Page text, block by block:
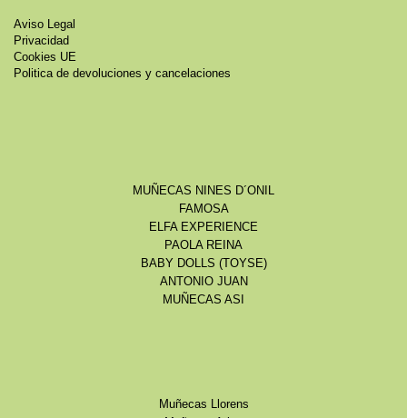
Aviso Legal
Privacidad
Cookies UE
Politica de devoluciones y cancelaciones
MUÑECAS NINES D´ONIL
FAMOSA
ELFA EXPERIENCE
PAOLA REINA
BABY DOLLS (TOYSE)
ANTONIO JUAN
MUÑECAS ASI
Muñecas Llorens